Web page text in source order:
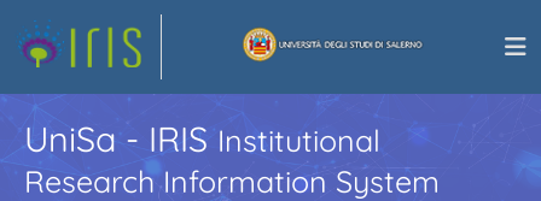
UniSa - IRISInstitutional
Research Information System